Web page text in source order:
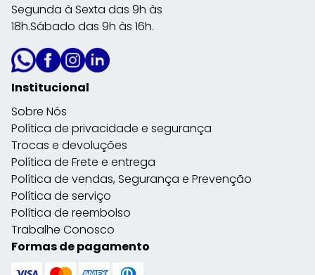
Segunda à Sexta das 9h às
18h.Sábado das 9h às 16h.
Institucional
Sobre Nós
Política de privacidade e segurança
Trocas e devoluções
Política de Frete e entrega
Política de vendas, Segurança e Prevenção
Política de serviço
Política de reembolso
Trabalhe Conosco
Formas de pagamento